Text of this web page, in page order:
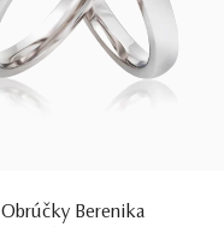
Obrúčky Berenika